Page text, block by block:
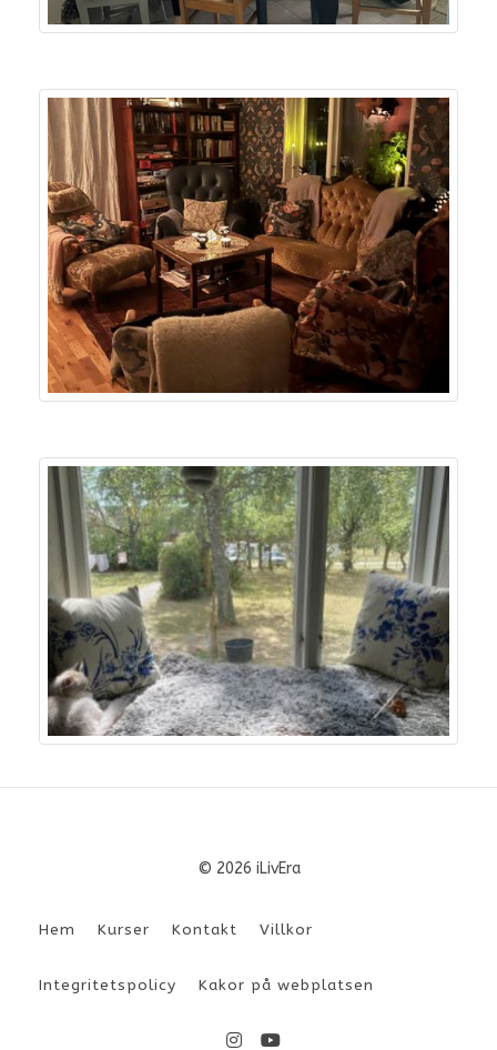
© 2026 iLivEra
Hem Kurser Kontakt Villkor
Integritetspolicy Kakor på webplatsen